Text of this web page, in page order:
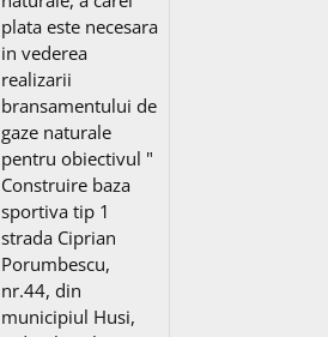
plata este necesara
in vederea
realizarii
bransamentului de
gaze naturale
pentru obiectivul "
Construire baza
sportiva tip 1
strada Ciprian
Porumbescu,
nr.44, din
municipiul Husi,